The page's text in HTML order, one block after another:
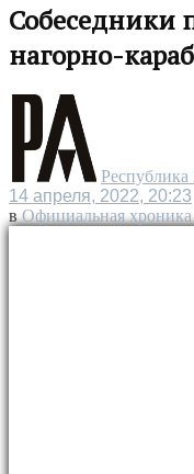
Собеседники
нагорно-
14 апреля, 2022, 20:23
в Официальная хроника